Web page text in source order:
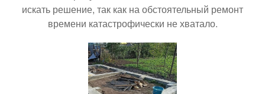
искать решение, так как на обстоятельный ремонт
времени катастрофически не хватало.